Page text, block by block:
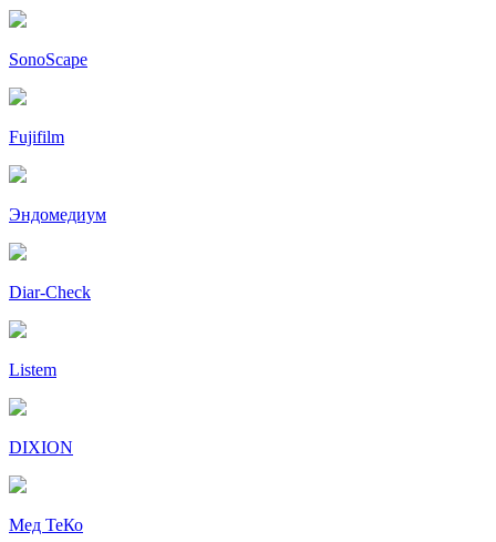
SonoScape
Fujifilm
Эндомедиум
Diar-Cheсk
Listem
DIXION
Мед ТеКо